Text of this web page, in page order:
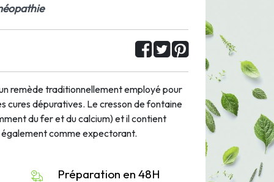
remède traditionnellement employé pour
cures dépuratives. Le cresson de fontaine
du fer et du calcium) et il contient
également comme expectorant.
Préparation en 48H